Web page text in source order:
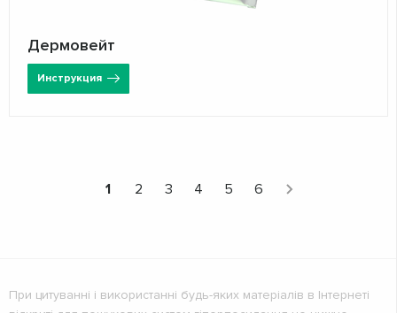
Дермовейт
Инструкция
1 2 3 4 5 6
При цитуванні і використанні будь-яких матеріалів в Інтернеті